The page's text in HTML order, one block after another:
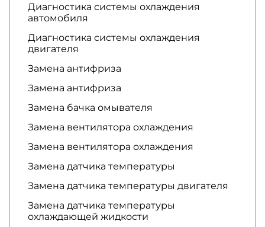
Диагностика системы охлаждения
автомобиля
Диагностика системы охлаждения
двигателя
Замена антифриза
Замена антифриза
Замена бачка омывателя
Замена вентилятора охлаждения
Замена вентилятора охлаждения
Замена датчика температуры
Замена датчика температуры двигателя
Замена датчика температуры
охлаждающей жидкости